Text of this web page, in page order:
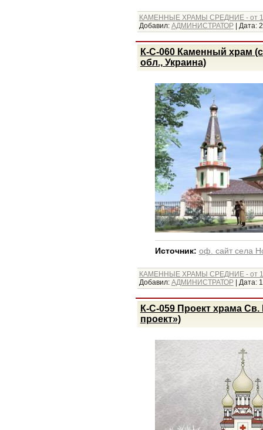
КАМЕННЫЕ ХРАМЫ СРЕДНИЕ - от
Добавил: АДМИНИСТРАТОР| Дата:
К-С-060 Каменный храм
обл., Украина)
Источник: оф. сайт села
КАМЕННЫЕ ХРАМЫ СРЕДНИЕ - от
Добавил: АДМИНИСТРАТОР| Дата:
К-С-059 Проект храма
проект»)